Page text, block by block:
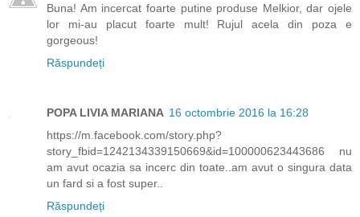
Buna! Am incercat foarte putine produse Melkior, dar ojele
lor mi-au placut foarte mult! Rujul acela din poza e
gorgeous!
Răspundeți
POPA LIVIA MARIANA 16 octombrie 2016 la 16:28
https://m.facebook.com/story.php?
story_fbid=1242134339150669&id=100000623443686 nu
am avut ocazia sa incerc din toate..am avut o singura data
un fard si a fost super..
Răspundeți